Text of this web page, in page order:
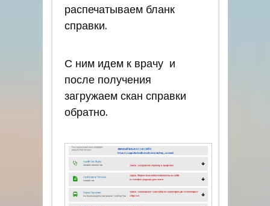
распечатываем бланк
справки.
С ним идем к врачу и
после получения
загружаем скан справки
обратно.